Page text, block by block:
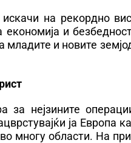
на рекордно
економија и
младите и новите
за нејзините
ја Европа
многу области. На